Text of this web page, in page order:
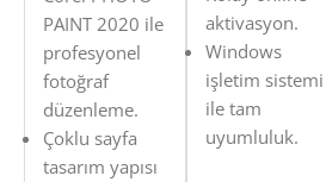
PAINT 2020 ile
profesyonel
fotoğraf
düzenleme.
Çoklu sayfa
tasarım yapısı
aktivasyon.
Windows
işletim sistemi
ile tam
uyumluluk.